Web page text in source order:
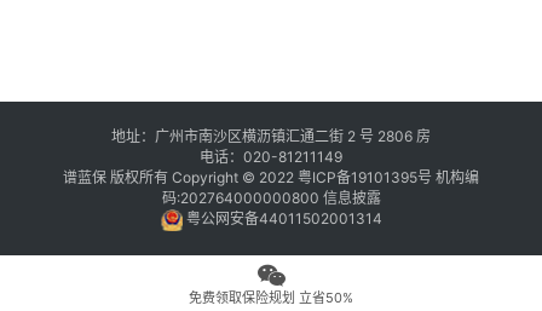
地址：广州市南沙区横沥镇汇通二街 2 号 2806 房
电话：020-81211149
谱蓝保 版权所有 Copyright © 2022 粤ICP备19101395号 机构编
码:202764000000800 信息披露
粤公网安备44011502001314
免费领取保险规划 立省50%